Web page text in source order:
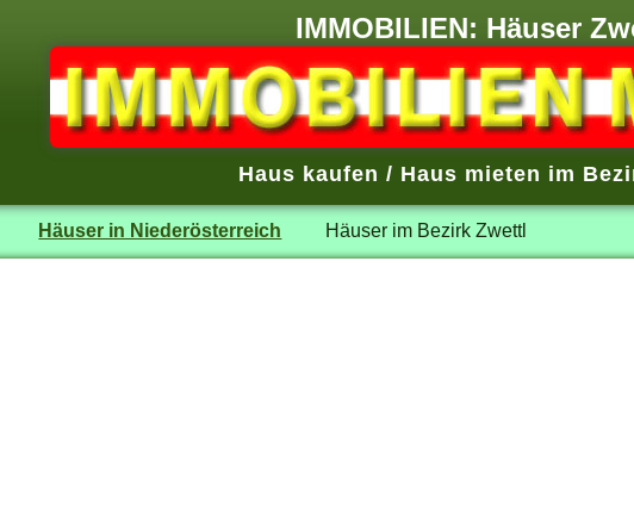
IMMOBILIEN: Häuser
Haus kaufen / Haus mieten im
Häuser in Niederösterreich Häuser im Bezirk Zwettl